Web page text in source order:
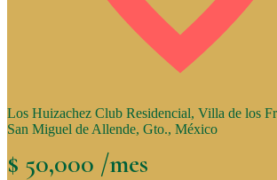
Los Huizachez Club Residencial, Villa de los
San Miguel de Allende, Gto., México
$ 50,000 /mes